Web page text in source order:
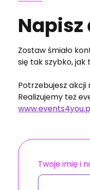
Napisz
Zostaw śmiało
się tak szybko, jak
Potrzebujesz
Realizujemy też
Twoje imię i